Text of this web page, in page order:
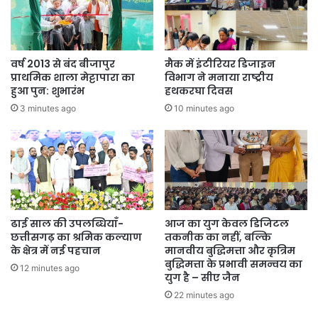
रविंद्र गबेल, महापौर श्री जीवर्धन चौहान, मुख्यमंत्री के प्रमुख सचिव श्री सुबोध
कुमार सिंह, विशेष सचिव श्री रजत बंसल, आईजी श्री रामगोपाल गर्ग सहित
रायगढ़, कोरबा और जांजगीर-चांपा जिले के कलेक्टर, पुलिस अधीक्षक, डीएफओ,
जिला पंचायत सीईओ एवं अन्य जिला स्तरीय अधिकारी उपस्थित थे।
वर्ष 2013 से बंद बीजापुर
प्राथमिक शाला मेट्टापारा का
हुआ पुन: शुभारंभ
3 minutes ago
मैक में इंटीरियर डिजाइन
विभाग ने मनाया राष्ट्रीय
हथकरघा दिवस
10 minutes ago
ढाई साल की उपलब्धियाँ-
छत्तीसगढ़ का श्रमिक कल्याण
के क्षेत्र में नई पहचान
12 minutes ago
आज का युग केवल डिजिटल
तकनीक का नहीं, बल्कि
मानवीय बुद्धिमत्ता और कृत्रिम
बुद्धिमत्ता के प्रभावी समन्वय का
युग है – सीए जैन
22 minutes ago